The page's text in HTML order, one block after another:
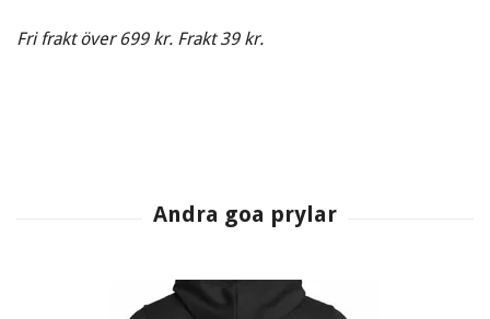
Fri frakt över 699 kr. Frakt 39 kr.